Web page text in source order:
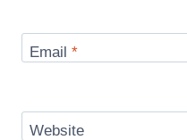
Email *
Website